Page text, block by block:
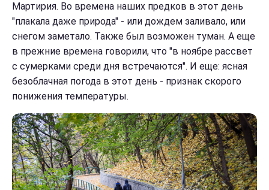
Мартирия. Во времена наших предков в этот день
"плакала даже природа" - или дождем заливало, или
снегом заметало. Также был возможен туман. А еще
в прежние времена говорили, что "в ноябре рассвет
с сумерками среди дня встречаются". И еще: ясная
безоблачная погода в этот день - признак скорого
понижения температуры.